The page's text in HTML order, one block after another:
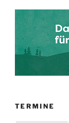
TERMINE